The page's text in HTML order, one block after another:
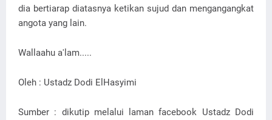
dia bertiarap diatasnya ketikan sujud dan mengangangkat
angota yang lain.
Wallaahu a'lam.....
Oleh : Ustadz Dodi ElHasyimi
Sumber : dikutip melalui laman facebook Ustadz Dodi